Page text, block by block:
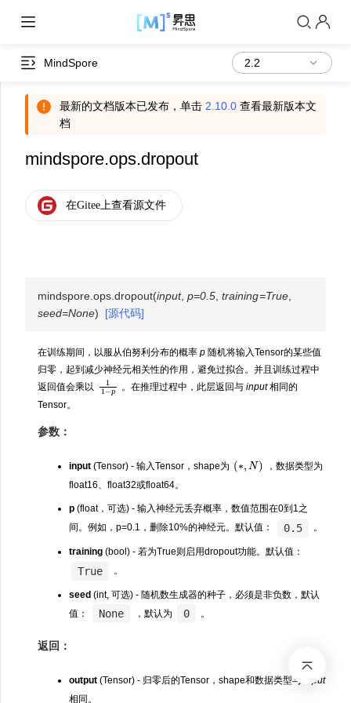
MindSpore
最新的文档版本已发布，单击 2.10.0 查看最新版本文
档
mindspore.ops.dropout
mindspore.ops.dropout(input,p=0.5 ,training=True,
seed=None) [源代码]
在训练期间，以服从伯努利分布的概率 p 随机将输入Tensor的某些值
归零，起到减少神经元相关性的作用，避免过拟合。并且训练过程中
返回值会乘以
1p 。在推理过程中，此层返回与input相同的
Tensor。
参数：
input (Tensor) - 输入Tensor，shape为 ( N)
，数据类型为
float16、float32或float64。
p (float，可选) - 输入神经元丢弃概率，数值范围在0到1之
间。例如，p=0.1，删除10%的神经元。默认值：
0.5 。
training (bool) - 若为True则启用dropout功能。默认值：
True 。
seed (int, 可选) - 随机数生成器的种子，必须是非负数，默认
值：
None ，默认为 0 。
返回：
output (Tensor) - 归零后的Tensor，shape和数据类型与
input
相同。